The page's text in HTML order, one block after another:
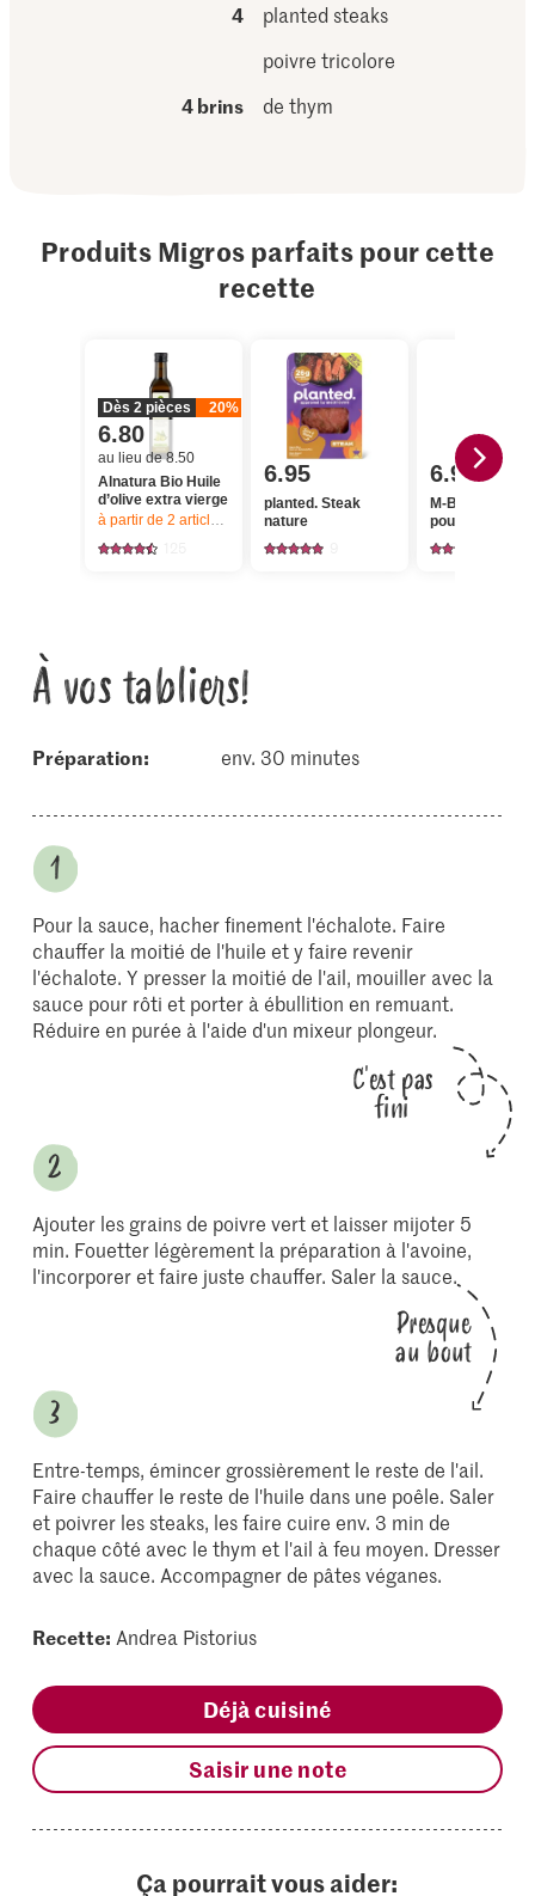
4
planted steaks
poivre tricolore
4 brins
de thym
Produits Migros parfaits pour cette
recette
Dès 2 pièces 20%
6.80
au lieu de 8.50
Alnatura Bio Huile
d’olive extra vierge
à partir de 2 articles, Offre valable du 6.8 au 12.8.2026, jusqu’à
6.95
planted. Steak
nature
6.95
M-Budget
pour rôti
À vos tabliers!
Préparation: env. 30 minutes
Pour la sauce, hacher finement l'échalote. Faire
chauffer la moitié de l'huile et y faire revenir
l'échalote. Y presser la moitié de l'ail, mouiller avec la
sauce pour rôti et porter à ébullition en remuant.
Réduire en purée à l'aide d'un mixeur plongeur.
C'est pas
fini
Ajouter les grains de poivre vert et laisser mijoter 5
min. Fouetter légèrement la préparation à l'avoine,
l'incorporer et faire juste chauffer. Saler la sauce.
Presque
au bout
Entre-temps, émincer grossièrement le reste de l'ail.
Faire chauffer le reste de l'huile dans une poêle. Saler
et poivrer les steaks, les faire cuire env. 3 min de
chaque côté avec le thym et l'ail à feu moyen. Dresser
avec la sauce. Accompagner de pâtes véganes.
Recette: Andrea Pistorius
Déjà cuisiné
Saisir une note
Ça pourrait vous aider: